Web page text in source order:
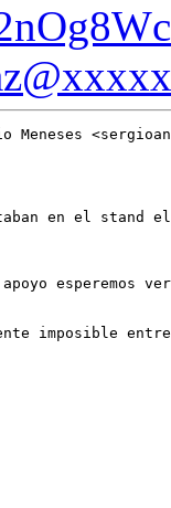
en el stand
esperemos ver
imposible entre